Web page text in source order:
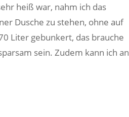
heiß war, nahm ich das
Dusche zu stehen, ohne auf
Liter gebunkert, das brauche
sein. Zudem kann ich an